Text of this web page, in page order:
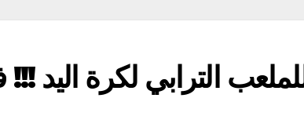
الترابي لكرة اليد !!!